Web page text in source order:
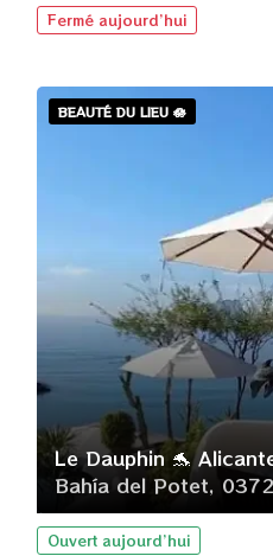
Fermé aujourd’hui
BEAUTÉ DU LIEU 🪷
Le Dauphin 🐬
Bahía del Potet,
Ouvert aujourd’hui